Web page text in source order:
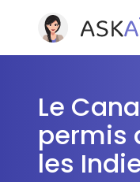
Le
permis
les